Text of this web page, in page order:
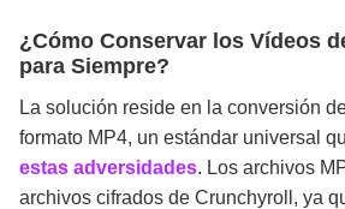
¿Cómo Conservar los Vídeos
para Siempre?
La solución reside en la conversión
formato MP4, un estándar universal
estas adversidades. Los archivos
archivos cifrados de Crunchyroll, ya